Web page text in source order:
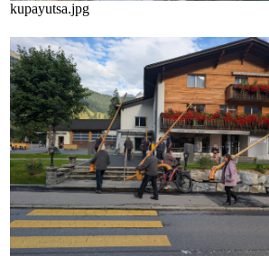
kupayutsa.jpg